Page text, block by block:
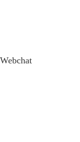
Webchat